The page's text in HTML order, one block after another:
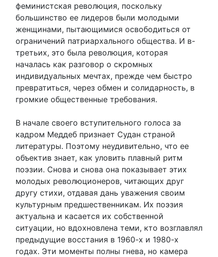
феминистская революция, поскольку
большинство ее лидеров были молодыми
женщинами, пытающимися освободиться от
ограничений патриархального общества. И в-
третьих, это была революция, которая
началась как разговор о скромных
индивидуальных мечтах, прежде чем быстро
превратиться, через обмен и солидарность, в
громкие общественные требования.
В начале своего вступительного голоса за
кадром Меддеб признает Судан страной
литературы. Поэтому неудивительно, что ее
объектив знает, как уловить плавный ритм
поэзии. Снова и снова она показывает этих
молодых революционеров, читающих друг
другу стихи, отдавая дань уважения своим
культурным предшественникам. Их поэзия
актуальна и касается их собственной
ситуации, но вдохновлена ​​теми, кто возглавлял
предыдущие восстания в 1960-х и 1980-х
годах. Эти моменты полны гнева, но камера